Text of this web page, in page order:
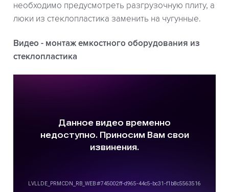
необходимо предусмотреть разгрузочную плиту, а
люки из стеклопластика заменить на чугунные.
Видео - монтаж емкостного оборудования из
стеклопластика